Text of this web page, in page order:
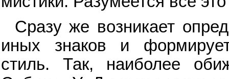
Сразу же возникает
иных знаков и
стиль. Так, наиболее